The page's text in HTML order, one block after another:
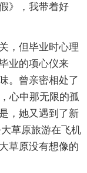
》，我带着好
，但毕业时心理
的项心仪来
。曾亲密相处了
心中那无限的孤
，她又遇到了新
草原旅游在飞机
草原没有想像的